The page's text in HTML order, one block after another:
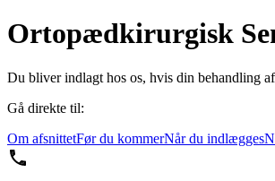
Ortopædkirurgisk
Du bliver indlagt hos os, hvis din behandling
Gå direkte til:
Om afsnittetFør du kommerNår du indlægges